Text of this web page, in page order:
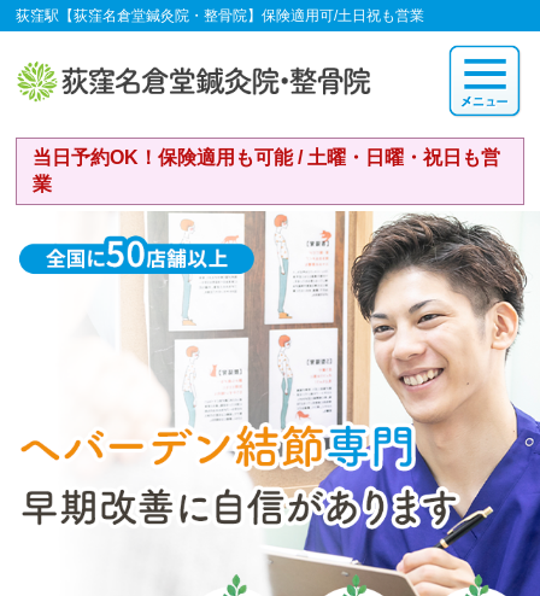
荻窪駅【荻窪名倉堂鍼灸院・整骨院】保険適用可/土日祝も営業
当日予約OK！保険適用も可能 / 土曜・日曜・祝日も営
業